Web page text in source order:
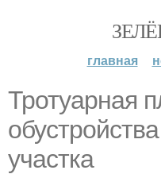
главная
Тротуарная
участка